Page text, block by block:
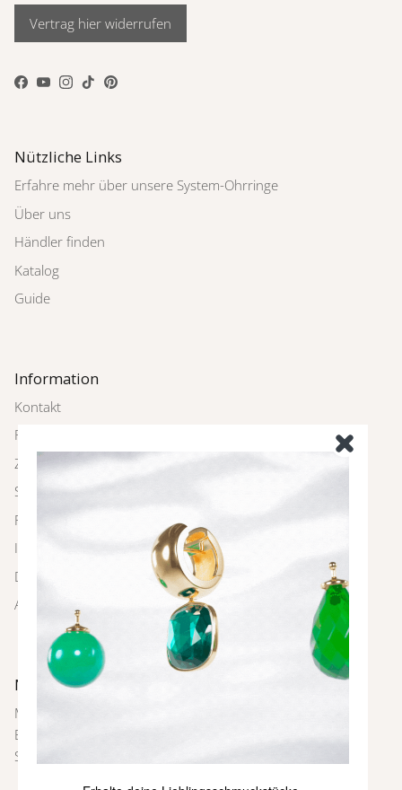
Vertrag hier widerrufen
Facebook
YouTube
Instagram
TikTokPinterest
Nützliche Links
Erfahre mehr über unsere System-Ohrringe
Über uns
Händler finden
Katalog
Guide
Information
Kontakt
Rückgabe
Zahlung und Versand
Schmuckpflege
FAQ
Impressum
Datenschutz
AGBs
Newsletter
Melde dich bei unserem Newsletter an und sei immer als
Erste über neue Farben und Kollektionen, Inspirationen,
Styling-Tipps und weitere Neuigkeiten informiert.